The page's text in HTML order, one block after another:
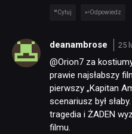
Cytuj Odpowiedz
deanambrose 25
@Orion7 za
prawie najsłabszy
pierwszy „Kapitan
scenariusz był
tragedia i ŻADEN
filmu.